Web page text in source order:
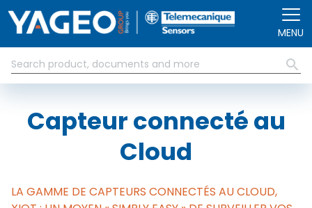
MENU
Capteur connecté au
Cloud
LA GAMME DE CAPTEURS CONNECTÉS AU CLOUD,